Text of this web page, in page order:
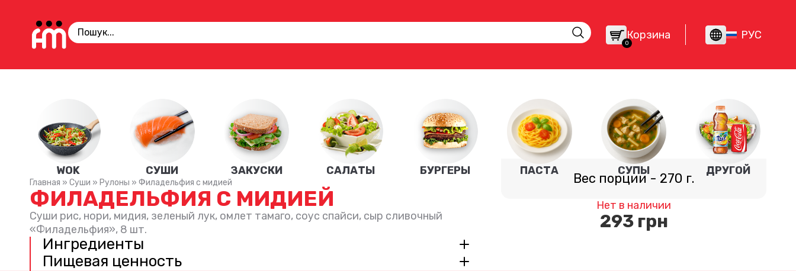
Корзина
0
РУС
WOK СУШИ ЗАКУСКИ САЛАТЫ БУРГЕРЫ ПАСТА СУПЫ ДРУГОЙ
Главная » Суши » Рулоны » Филадельфия с мидией
ФИЛАДЕЛЬФИЯ С МИДИЕЙ
Суши рис, нори, мидия, зеленый лук, омлет тамаго, соус спайси, сыр сливочный
«Филадельфия», 8 шт.
Ингредиенты
Пищевая ценность
Вес порции - 270 г.
293 грн
Нет в наличии